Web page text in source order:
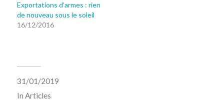
Exportations d’armes : rien
de nouveau sous le soleil
16/12/2016
31/01/2019
In Articles